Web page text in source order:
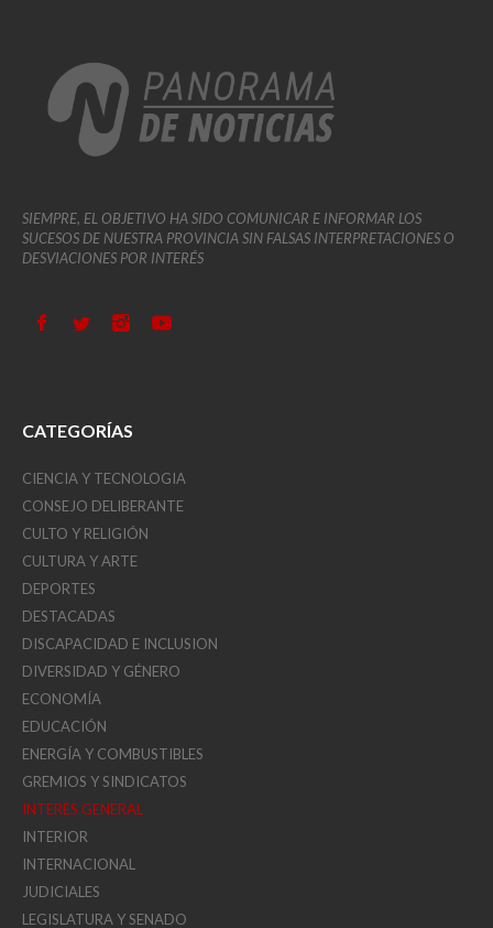
SIEMPRE, EL OBJETIVO HA SIDO COMUNICAR E INFORMAR LOS
SUCESOS DE NUESTRA PROVINCIA SIN FALSAS INTERPRETACIONES O
DESVIACIONES POR INTERÉS
CATEGORÍAS
CIENCIA Y TECNOLOGIA
CONSEJO DELIBERANTE
CULTO Y RELIGIÓN
CULTURA Y ARTE
DEPORTES
DESTACADAS
DISCAPACIDAD E INCLUSION
DIVERSIDAD Y GÉNERO
ECONOMÍA
EDUCACIÓN
ENERGÍA Y COMBUSTIBLES
GREMIOS Y SINDICATOS
INTERÉS GENERAL
INTERIOR
INTERNACIONAL
JUDICIALES
LEGISLATURA Y SENADO